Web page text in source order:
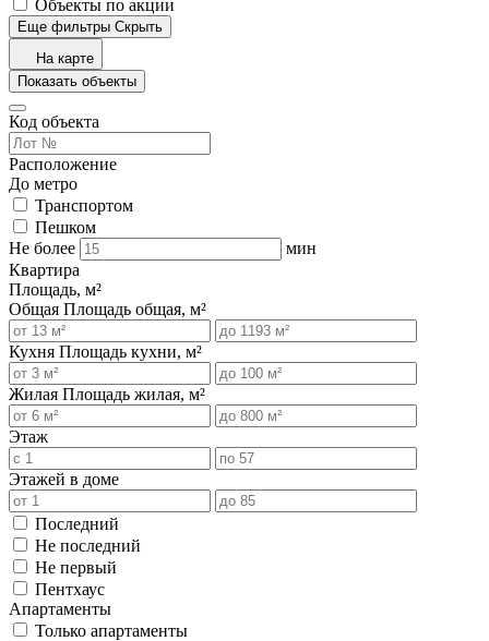
Объекты по акции
Еще фильтры Скрыть
На карте
Показать объекты
Код объекта
Расположение
До метро
Транспортом
Пешком
Не более
мин
Квартира
Площадь, м²
Общая Площадь общая, м²
Кухня Площадь кухни, м²
Жилая Площадь жилая, м²
Этаж
Этажей в доме
Последний
Не последний
Не первый
Пентхаус
Апартаменты
Только апартаменты